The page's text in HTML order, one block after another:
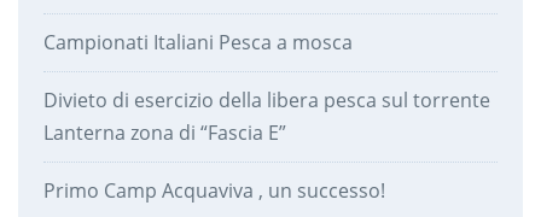
Campionati Italiani Pesca a mosca
Divieto di esercizio della libera pesca sul torrente
Lanterna zona di “Fascia E”
Primo Camp Acquaviva , un successo!